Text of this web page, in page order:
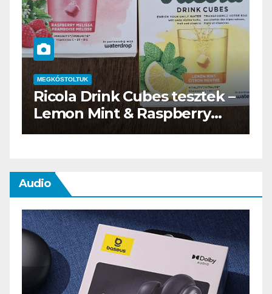
tesztek –
Raspberry
MEGKÓSTOLTUK
Waterdrop üdítő
teszt
Audio